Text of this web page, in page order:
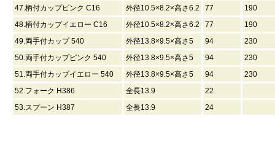
47.柄付カップピンク C16
外径10.5×8.2×高さ6.2 77
190
48.柄付カップイエロー C16
外径10.5×8.2×高さ6.2 77
190
49.両手付カップ 540
外径13.8×9.5×高さ5 94
230
50.両手付カップピンク 540
外径13.8×9.5×高さ5 94
230
51.両手付カップイエロー 540
外径13.8×9.5×高さ5 94
230
52.フォーク H386
全長13.9
22
53.スプーン H387
全長13.9 24